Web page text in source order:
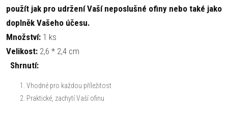
použít jak pro udržení Vaší neposlušné ofiny nebo také jako
doplněk Vašeho účesu.
Množství: 1 ks
Velikost: 2,6 * 2,4 cm
Shrnutí:
Vhodné pro každou příležitost
Praktické, zachytí Vaší ofinu